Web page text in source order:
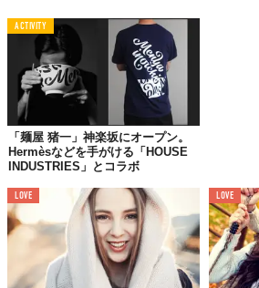
4.顔が小さく、サラサラな髪が特
なぜか不思議とみんな「小顔」というの
件のようになっていますよね。小顔の中
系女子は、ひとなつっこさが一段と増し
覚で、思わず触れてみたくなる人もいる
毛はいつもツヤツヤかつサラサラで、頭を
触をおぼえることから、男性から「よしよ
らえる女性も多いようですよ。
5.ちょっと遠慮がちで、いつも一
ACTIVITY
「麺屋 猪一」神楽坂にオープン。
Hermèsなどを手がける「HOUSE
INDUSTRIES」とコラボ
LOVE LOVE